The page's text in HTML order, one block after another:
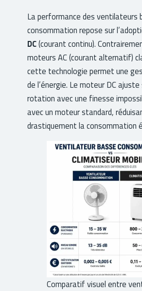
La performance des ventilateurs
consommation repose sur
DC(courant continu).
moteurs AC (courant alternatif)
cette technologie permet une
de l’énergie. Le moteur DC
rotation avec une finesse
avec un moteur standard,
drastiquement la consommation
Comparatif visuel entre